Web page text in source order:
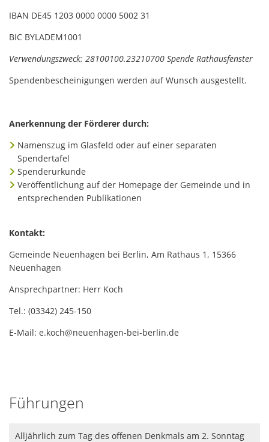
IBAN DE45 1203 0000 0000 5002 31
BIC BYLADEM1001
Verwendungszweck: 28100100.23210700 Spende Rathausfenster
Spendenbescheinigungen werden auf Wunsch ausgestellt.
Anerkennung der Förderer durch:
Namenszug im Glasfeld oder auf einer separaten
Spendertafel
Spenderurkunde
Veröffentlichung auf der Homepage der Gemeinde und in
entsprechenden Publikationen
Kontakt:
Gemeinde Neuenhagen bei Berlin, Am Rathaus 1, 15366
Neuenhagen
Ansprechpartner: Herr Koch
Tel.: (03342) 245-150
E-Mail: e.koch@neuenhagen-bei-berlin.de
Führungen
Alljährlich zum Tag des offenen Denkmals am 2. Sonntag